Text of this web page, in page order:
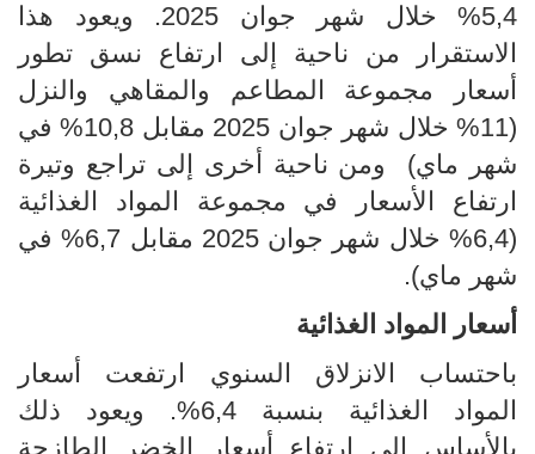
5,4% خلال شهر جوان 2025. ويعود هذا
الاستقرار من ناحية إلى ارتفاع نسق تطور
أسعار مجموعة المطاعم والمقاهي والنزل
(11% خلال شهر جوان 2025 مقابل 10,8% في
شهر ماي) ومن ناحية أخرى إلى تراجع وتيرة
ارتفاع الأسعار في مجموعة المواد الغذائية
(6,4% خلال شهر جوان 2025 مقابل 6,7% في
شهر ماي).
أسعار المواد الغذائية
باحتساب الانزلاق السنوي ارتفعت أسعار
المواد الغذائية بنسبة 6,4%. ويعود ذلك
بالأساس إلى ارتفاع أسعار الخضر الطازجة